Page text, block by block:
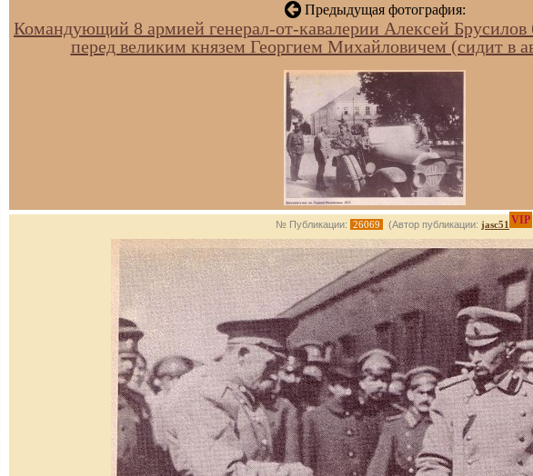
Предыдущая фотография:
Командующий 8 армией генерал-от-кавалерии Алексей Брусилов
перед великим князем Георгием Михайловичем (сидит в
№ Публикации: 26069 (Автор публикации: jasc51 VIP